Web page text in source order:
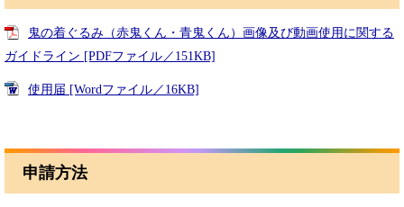
鬼の着ぐるみ（赤鬼くん・青鬼くん）画像及び動画使用に関する
ガイドライン [PDFファイル／151KB]
使用届 [Wordファイル／16KB]
申請方法